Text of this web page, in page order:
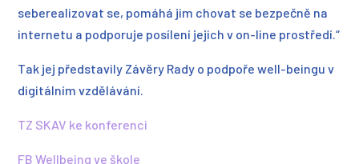
seberealizovat se, pomáhá jim chovat se bezpečně na
internetu a podporuje posílení jejich v on-line prostředí.“
Tak jej představily Závěry Rady o podpoře well-beingu v
digitálním vzdělávání.
TZ SKAV ke konferenci
FB Wellbeing ve škole